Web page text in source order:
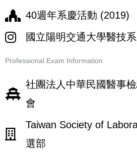
40週年系慶活動 (2019)
國立陽明交通大學醫技
Professional Exam Information
社團法人中華民國醫事
會
Taiwan Society of
選部